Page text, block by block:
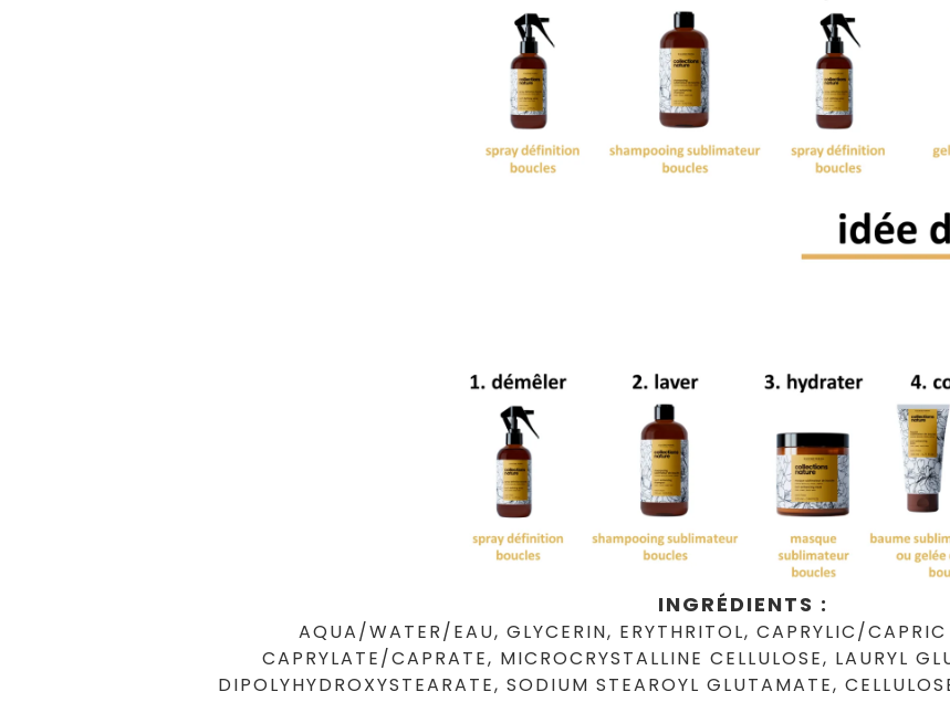
INGRÉDIENTS :
AQUA/WATER/EAU, GLYCERIN, ERYTHRITOL, CAPRYLIC/
CAPRYLATE/CAPRATE, MICROCRYSTALLINE CELLULOSE, LAURYL
DIPOLYHYDROXYSTEARATE, SODIUM STEAROYL GLUTAMATE,